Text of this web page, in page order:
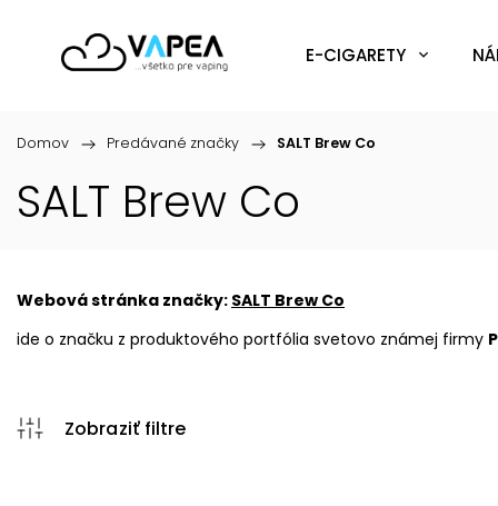
E-CIGARETY
Domov / Predávané značky / SALT Brew Co
SALT Brew Co
Webová stránka značky: SALT Brew Co
ide o značku z produktového portfólia svetovo známej firmy